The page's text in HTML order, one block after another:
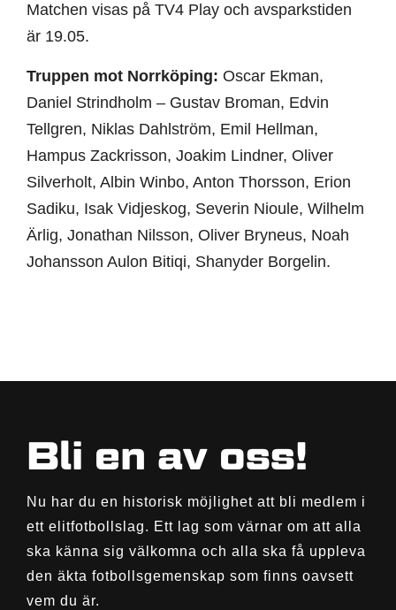
Matchen visas på TV4 Play och avsparkstiden
är 19.05.
Truppen mot Norrköping: Oscar Ekman,
Daniel Strindholm – Gustav Broman, Edvin
Tellgren, Niklas Dahlström, Emil Hellman,
Hampus Zackrisson, Joakim Lindner, Oliver
Silverholt, Albin Winbo, Anton Thorsson, Erion
Sadiku, Isak Vidjeskog, Severin Nioule, Wilhelm
Ärlig, Jonathan Nilsson, Oliver Bryneus, Noah
Johansson Aulon Bitiqi, Shanyder Borgelin.
Bli en av oss!
Nu har du en historisk möjlighet att bli medlem i
ett elitfotbollslag. Ett lag som värnar om att alla
ska känna sig välkomna och alla ska få uppleva
den äkta fotbollsgemenskap som finns oavsett
vem du är.